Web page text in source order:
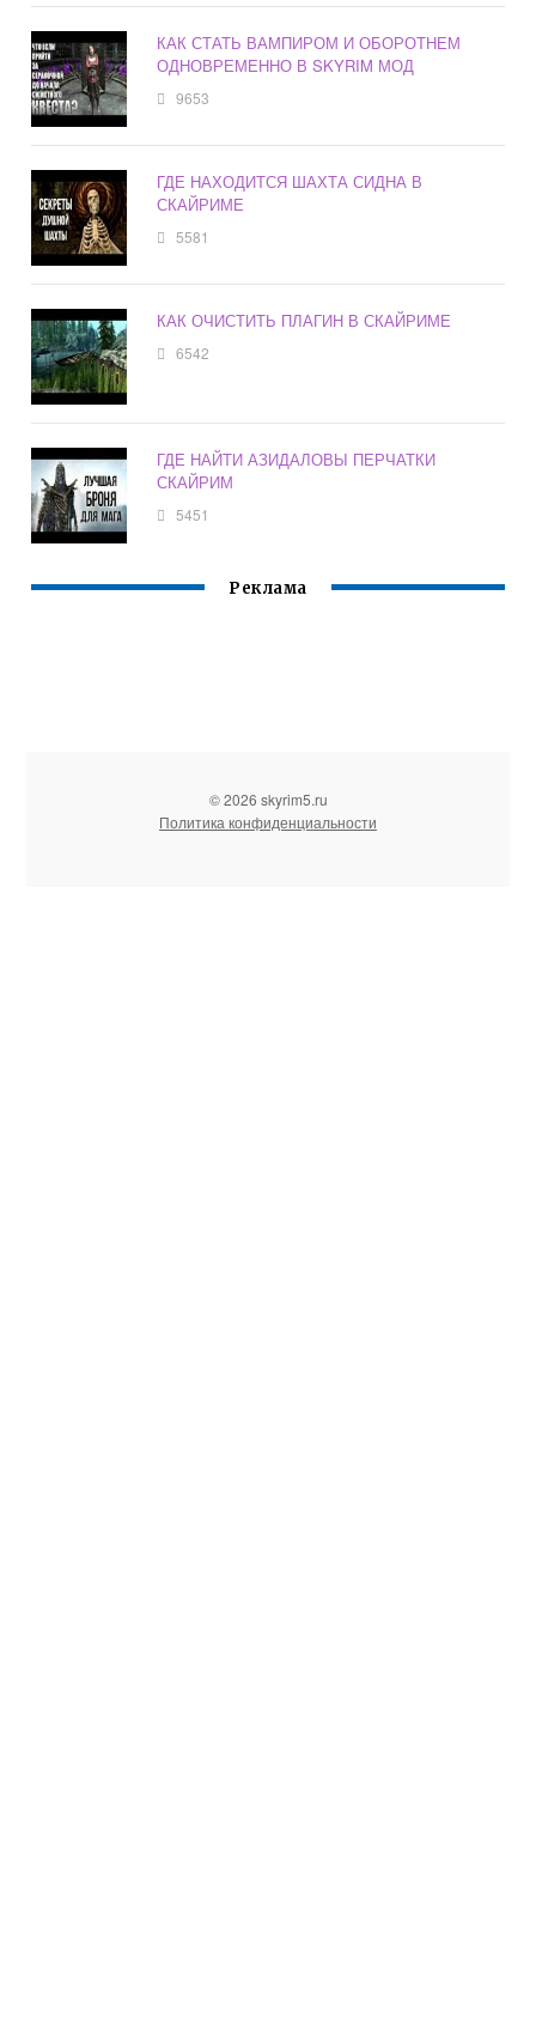
КАК СТАТЬ ВАМПИРОМ И ОБОРОТНЕМ
ОДНОВРЕМЕННО В SKYRIM МОД
9653
ГДЕ НАХОДИТСЯ ШАХТА СИДНА В
СКАЙРИМЕ
5581
КАК ОЧИСТИТЬ ПЛАГИН В СКАЙРИМЕ
6542
ГДЕ НАЙТИ АЗИДАЛОВЫ ПЕРЧАТКИ
СКАЙРИМ
5451
Реклама
© 2026 skyrim5.ru
Политика конфиденциальности